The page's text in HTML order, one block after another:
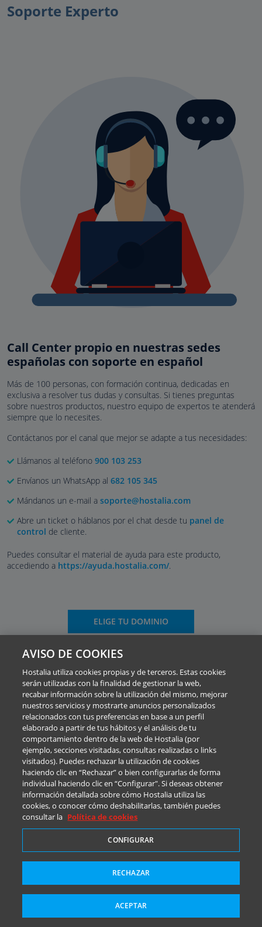
Soporte Experto
Call Center propio en nuestras sedes
españolas con soporte en español
Más de 100 personas, con formación continua, dedicadas en
exclusiva a resolver tus dudas y consultas. Si tienes preguntas
sobre nuestros productos, nuestro equipo de expertos te atenderá
siempre que lo necesites.
Contáctanos por el canal que mejor se adapte a tus necesidades:
Llámanos al teléfono 900 103 253
Envíanos un WhatsApp al 682 105 345
Mándanos un e-mail a soporte@hostalia.com
Abre un ticket o háblanos por el chat desde tu panel de
control de cliente.
Puedes consultar el material de ayuda para este producto,
accediendo a https://ayuda.hostalia.com/.
ELIGE TU DOMINIO
Más información
AVISO DE COOKIES
Hostalia utiliza cookies propias y de terceros. Estas cookies
serán utilizadas con la finalidad de gestionar la web,
recabar información sobre la utilización del mismo, mejorar
nuestros servicios y mostrarte anuncios personalizados
relacionados con tus preferencias en base a un perfil
elaborado a partir de tus hábitos y el análisis de tu
comportamiento dentro de la web de Hostalia (por
ejemplo, secciones visitadas, consultas realizadas o links
visitados). Puedes rechazar la utilización de cookies
haciendo clic en “Rechazar” o bien configurarlas de forma
individual haciendo clic en “Configurar". Si deseas obtener
información detallada sobre cómo Hostalia utiliza las
cookies, o conocer cómo deshabilitarlas, también puedes
consultar la Política de cookies
CONFIGURAR
RECHAZAR
ACEPTAR